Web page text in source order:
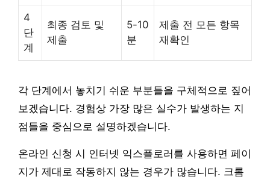
4
단
계
최종 검토 및
제출
5-10
분
제출 전 모든 항목
재확인
각 단계에서 놓치기 쉬운 부분들을 구체적으로 짚어
보겠습니다. 경험상 가장 많은 실수가 발생하는 지
점들을 중심으로 설명하겠습니다.
온라인 신청 시 인터넷 익스플로러를 사용하면 페이
지가 제대로 작동하지 않는 경우가 많습니다. 크롬